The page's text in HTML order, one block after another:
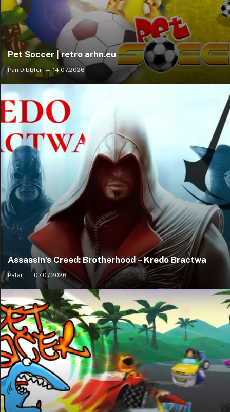
Pet Soccer | retro arhn.eu
Pan Dibbler 14.07.2026
Assassin’s Creed: Brotherhood – Kredo Bractwa
Palar 07.07.2026